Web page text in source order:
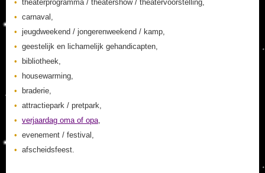
theaterprogramma / theatershow / theatervoorstelling,
carnaval,
jeugdweekend / jongerenweekend / kamp,
geestelijk en lichamelijk gehandicapten,
bibliotheek,
housewarming,
braderie,
attractiepark / pretpark,
verjaardag oma of opa,
evenement / festival,
afscheidsfeest.